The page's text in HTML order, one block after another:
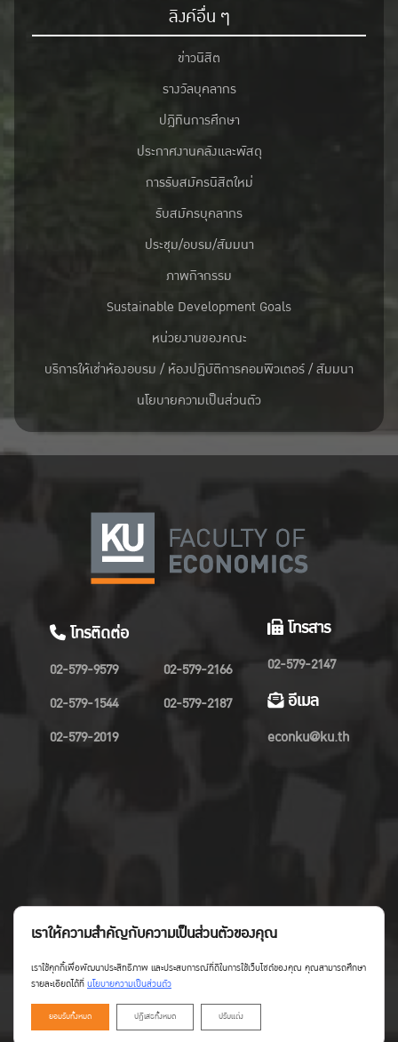
ลิงค์อื่น ๆ
ข่าวนิสิต
รางวัลบุคลากร
ปฎิทินการศึกษา
ประกาศงานคลังและพัสดุ
การรับสมัครนิสิตใหม่
รับสมัครบุคลากร
ประชุม/อบรม/สัมมนา
ภาพกิจกรรม
Sustainable Development Goals
หน่วยงานของคณะ
บริการให้เช่าห้องอบรม / ห้องปฏิบัติการคอมพิวเตอร์ / สัมมนา
นโยบายความเป็นส่วนตัว
โทรติดต่อ
02-579-9579
02-579-1544
02-579-2019
02-579-2166
02-579-2187
โทรสาร
02-579-2147
อีเมล
econku@ku.th
Copyright©Faculty of Economics KU
เราให้ความสำคัญกับความเป็นส่วนตัวของคุณ
เราใช้คุกกี้เพื่อพัฒนาประสิทธิภาพ และประสบการณ์ที่ดีในการใช้เว็บไซต์ของคุณ คุณสามารถศึกษา
รายละเอียดได้ที่นโยบายความเป็นส่วนตัว
ยอมรับทั้งหมด ปฏิเสธทั้งหมด ปรับแต่ง